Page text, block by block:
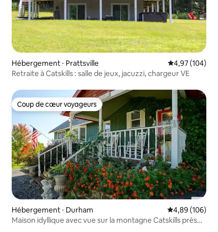
Hébergement ⋅ Prattsville Évaluation
4,97 (104)
Retraite à Catskills : salle de jeux, jacuzzi, chargeur VE
Coup de cœur voyageurs
Coup de cœur voyageurs
Hébergement ⋅ Durham Évaluation
4,89 (106)
Maison idyllique avec vue sur la montagne Catskills près